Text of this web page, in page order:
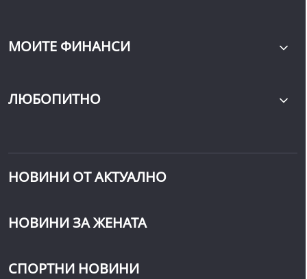
МОИТЕ ФИНАНСИ
ЛЮБОПИТНО
НОВИНИ ОТ АКТУАЛНО
НОВИНИ ЗА ЖЕНАТА
СПОРТНИ НОВИНИ